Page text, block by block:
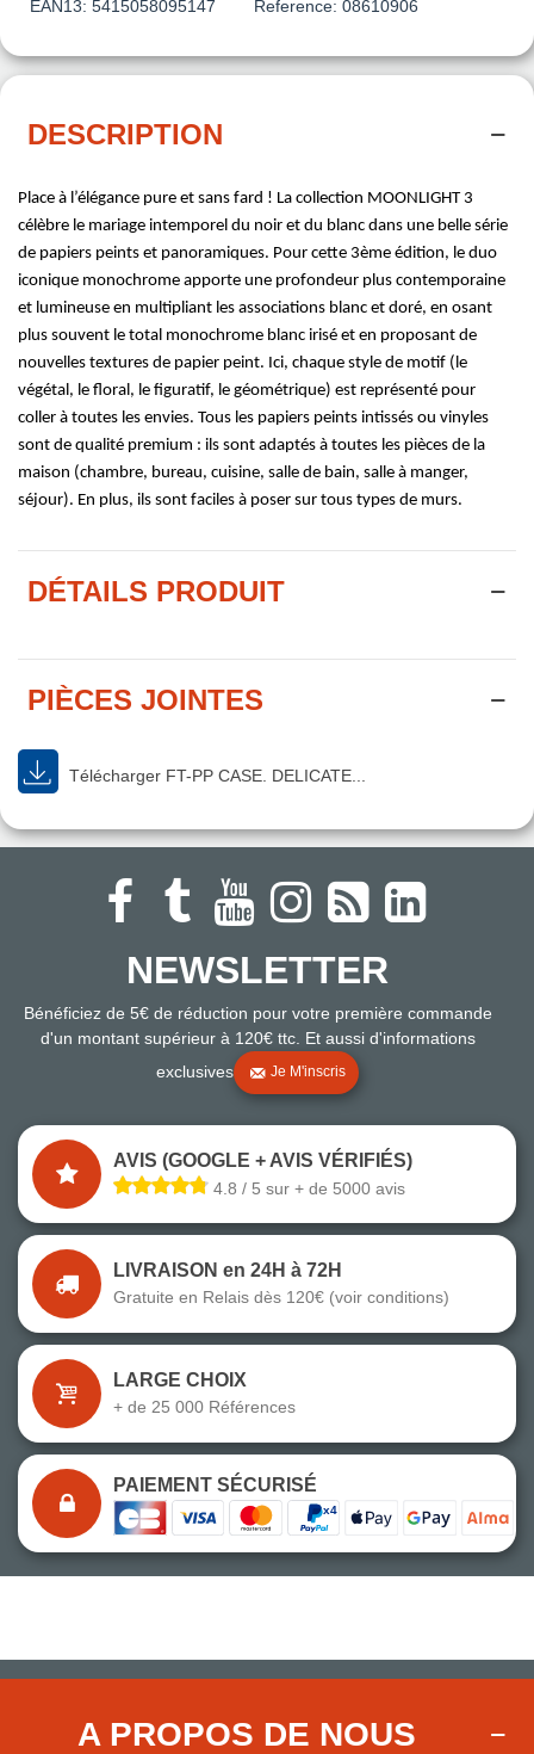
EAN13: 5415058095147 Reference: 08610906
DESCRIPTION
Place à l’élégance pure et sans fard ! La collection MOONLIGHT 3
célèbre le mariage intemporel du noir et du blanc dans une belle série
de papiers peints et panoramiques. Pour cette 3ème édition, le duo
iconique monochrome apporte une profondeur plus contemporaine
et lumineuse en multipliant les associations blanc et doré, en osant
plus souvent le total monochrome blanc irisé et en proposant de
nouvelles textures de papier peint. Ici, chaque style de motif (le
végétal, le floral, le figuratif, le géométrique) est représenté pour
coller à toutes les envies. Tous les papiers peints intissés ou vinyles
sont de qualité premium : ils sont adaptés à toutes les pièces de la
maison (chambre, bureau, cuisine, salle de bain, salle à manger,
séjour). En plus, ils sont faciles à poser sur tous types de murs.
DÉTAILS PRODUIT
PIÈCES JOINTES
Télécharger FT-PP CASE. DELICATE...
NEWSLETTER
Bénéficiez de 5€ de réduction pour votre première commande
d'un montant supérieur à 120€ ttc. Et aussi d'informations
exclusives
Je M'inscris
AVIS (GOOGLE + AVIS VÉRIFIÉS)
4.8 / 5 sur + de 5000 avis
LIVRAISON en 24H à 72H
Gratuite en Relais dès 120€ (voir conditions)
LARGE CHOIX
+ de 25 000 Références
PAIEMENT SÉCURISÉ
A PROPOS DE NOUS